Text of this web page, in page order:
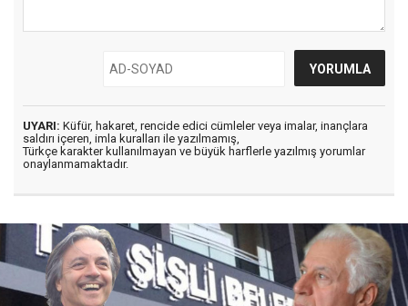
UYARI: Küfür, hakaret, rencide edici cümleler veya imalar, inançlara
saldırı içeren, imla kuralları ile yazılmamış,
Türkçe karakter kullanılmayan ve büyük harflerle yazılmış yorumlar
onaylanmamaktadır.